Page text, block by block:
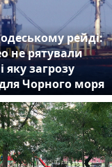
рейді:
не рятували
яку загрозу
Чорного моря